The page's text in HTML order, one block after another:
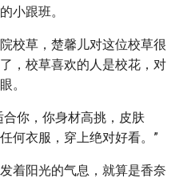
小跟班。
校草，楚馨儿对这位校草很
，校草喜欢的人是校花，对
。
你，你身材高挑，皮肤
何衣服，穿上绝对好看。”
着阳光的气息，就算是香奈